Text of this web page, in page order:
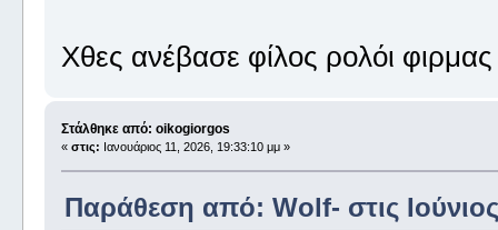
Χθες ανέβασε φίλος ρολόι
Στάλθηκε από: oikogiorgos
« στις: Ιανουάριος 11, 2026, 19:33:10 μμ »
Παράθεση από: Wolf- στις